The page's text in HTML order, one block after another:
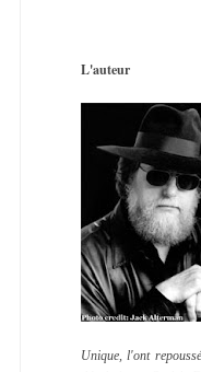
L'auteur
Unique, l'ont